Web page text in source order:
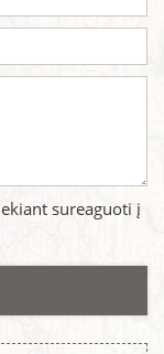
sureaguoti į